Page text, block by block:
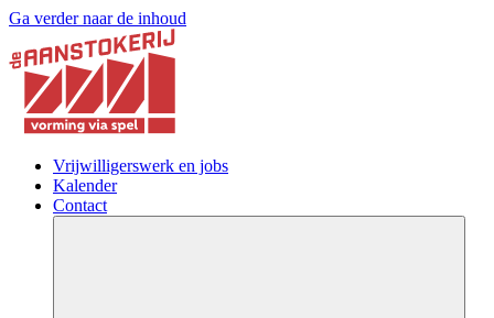
Ga verder naar de inhoud
Vrijwilligerswerk en jobs
Kalender
Contact